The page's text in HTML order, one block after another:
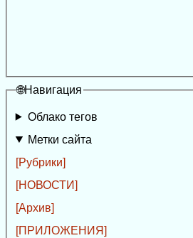
🌐Навигация
Облако тегов
Метки сайта
[Рубрики]
[НОВОСТИ]
[Архив]
[ПРИЛОЖЕНИЯ]